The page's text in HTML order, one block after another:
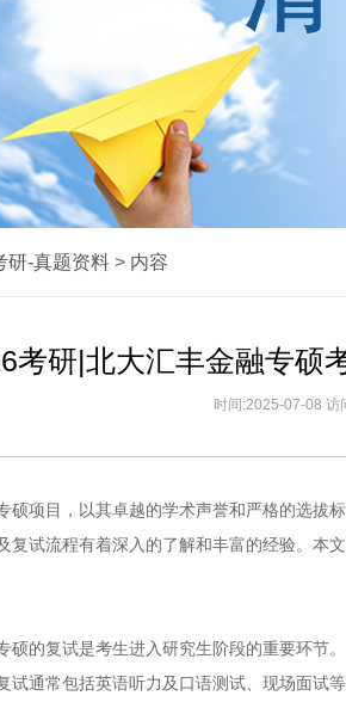
研-真题资料 > 内容
考研|北大汇丰金融专硕
时间:2025-07-08 访
硕项目，以其卓越的学术声誉和严格的选拔
复试流程有着深入的了解和丰富的经验。本
硕的复试是考生进入研究生阶段的重要环节
试通常包括英语听力及口语测试、现场面试